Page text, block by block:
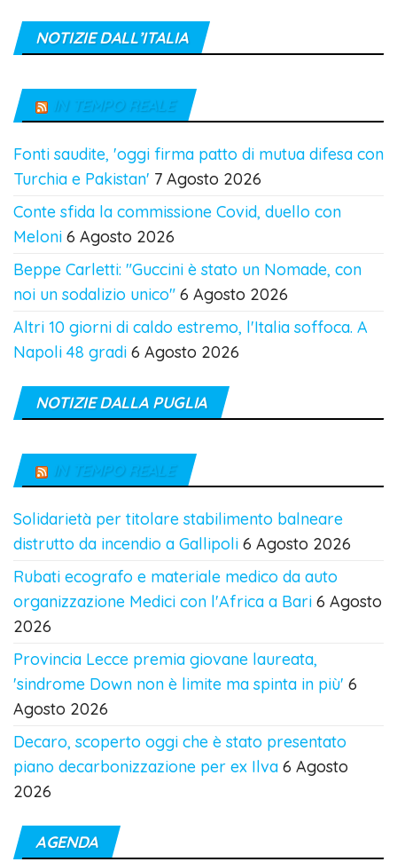
NOTIZIE DALL’ITALIA
IN TEMPO REALE
Fonti saudite, 'oggi firma patto di mutua difesa con
Turchia e Pakistan' 7 Agosto 2026
Conte sfida la commissione Covid, duello con
Meloni 6 Agosto 2026
Beppe Carletti: "Guccini è stato un Nomade, con
noi un sodalizio unico" 6 Agosto 2026
Altri 10 giorni di caldo estremo, l'Italia soffoca. A
Napoli 48 gradi 6 Agosto 2026
NOTIZIE DALLA PUGLIA
IN TEMPO REALE
Solidarietà per titolare stabilimento balneare
distrutto da incendio a Gallipoli 6 Agosto 2026
Rubati ecografo e materiale medico da auto
organizzazione Medici con l'Africa a Bari 6 Agosto
2026
Provincia Lecce premia giovane laureata,
'sindrome Down non è limite ma spinta in più' 6
Agosto 2026
Decaro, scoperto oggi che è stato presentato
piano decarbonizzazione per ex Ilva 6 Agosto
2026
AGENDA